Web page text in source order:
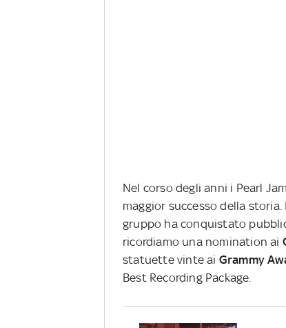
Nel corso degli anni i Pearl
maggior successo della
gruppo ha conquistato
ricordiamo una nomination ai
statuette vinte ai Grammy
Best Recording Package.